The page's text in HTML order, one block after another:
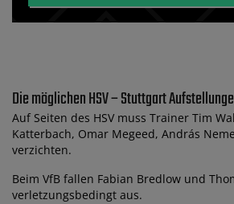
Die möglichen HSV – Stuttgart
Auf Seiten des HSV muss Trainer Tim
Katterbach, Omar Megeed, András
verzichten.
Beim VfB fallen Fabian Bredlow und
verletzungsbedingt aus.